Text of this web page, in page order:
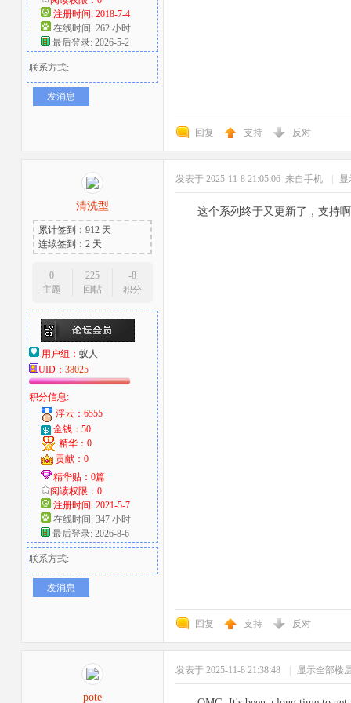
注册时间: 2018-7-4
在线时间: 262 小时
最后登录: 2026-5-2
联系方式:
发消息
回复 支持 反对
清洗型
累计签到：912 天
连续签到：2 天
0
主题
225
回帖
-8
积分
用户组： 蚁人
UID： 38025
积分信息:
浮云：6555
金钱：50
精华：0
贡献：0
精华贴：0篇
阅读权限：0
注册时间: 2021-5-7
在线时间: 347 小时
最后登录: 2026-8-6
联系方式:
发消息
发表于 2025-11-8 21:05:06 来自手机 显
这个系列终于又更新了，支持啊
回复 支持 反对
pote
发表于 2025-11-8 21:38:48 显示全部楼